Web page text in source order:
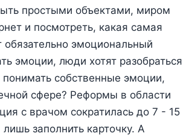
простыми объектами, миром
и посмотреть, какая самая
эмоциональный
эмоции, люди хотят разобраться
собственные эмоции,
сфере? Реформы в области
с врачом сократилась до 7 - 15
заполнить карточку. А